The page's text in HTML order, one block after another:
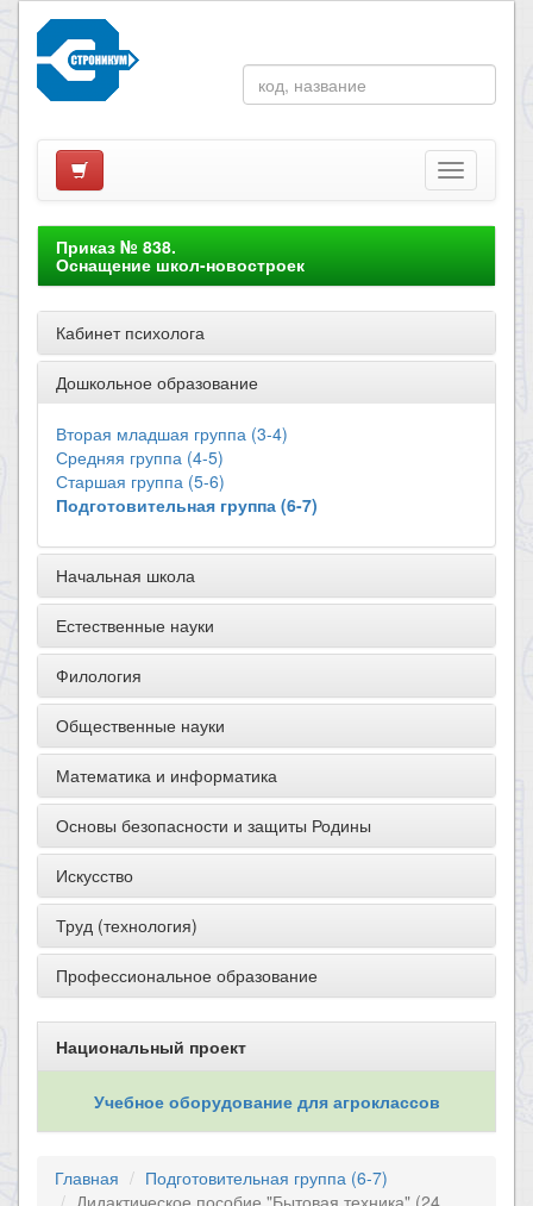
Приказ № 838.
Оснащение школ-новостроек
Кабинет психолога
Дошкольное образование
Вторая младшая группа (3-4)
Средняя группа (4-5)
Старшая группа (5-6)
Подготовительная группа (6-7)
Начальная школа
Естественные науки
Филология
Общественные науки
Математика и информатика
Основы безопасности и защиты Родины
Искусство
Труд (технология)
Профессиональное образование
Национальный проект
Учебное оборудование для агроклассов
Главная
Подготовительная группа (6-7)
Дидактическое пособие "Бытовая техника" (24